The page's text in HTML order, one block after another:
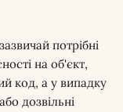
потрібні
на об'єкт,
код, а у випадку
дозвільні